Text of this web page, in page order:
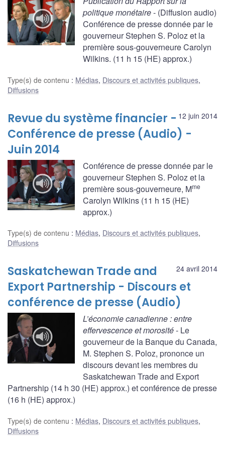
politique monétaire- (Diffusion audio)
Conférence de presse donnée par le
gouverneur Stephen S. Poloz et la
première sous-gouverneure Carolyn
Wilkins. (11 h 15 (HE) approx.)
Type(s) de contenu : Médias, Discours et activités publiques,
Diffusions
12 juin 2014
Revue du système financier -
Conférence de presse (Audio) -
Juin 2014
Conférence de presse donnée par le
gouverneur Stephen S. Poloz et la
première sous-gouverneure, Mme
Carolyn Wilkins (11 h 15 (HE)
approx.)
Type(s) de contenu : Médias, Discours et activités publiques,
Diffusions
24 avril 2014
Saskatchewan Trade and
Export Partnership - Discours et
conférence de presse (Audio)
L’économie canadienne : entre
effervescence et morosité- Le
gouverneur de la Banque du Canada,
M. Stephen S. Poloz, prononce un
discours devant les membres du
Saskatchewan Trade and Export
Partnership (14 h 30 (HE) approx.) et conférence de presse
(16 h (HE) approx.)
Type(s) de contenu : Médias, Discours et activités publiques,
Diffusions